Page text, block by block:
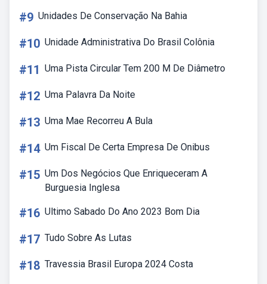
#9 Unidades De Conservação Na Bahia
#10 Unidade Administrativa Do Brasil Colônia
#11 Uma Pista Circular Tem 200 M De Diâmetro
#12 Uma Palavra Da Noite
#13 Uma Mae Recorreu A Bula
#14 Um Fiscal De Certa Empresa De Onibus
#15 Um Dos Negócios Que Enriqueceram A
Burguesia Inglesa
#16 Ultimo Sabado Do Ano 2023 Bom Dia
#17 Tudo Sobre As Lutas
#18 Travessia Brasil Europa 2024 Costa